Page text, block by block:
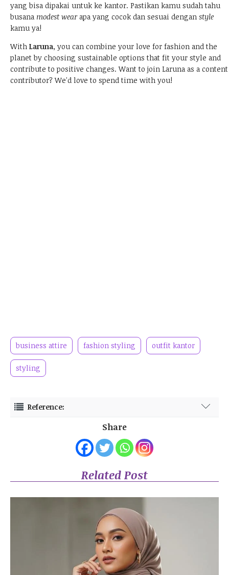
yang bisa dipakai untuk ke kantor. Pastikan kamu sudah tahu
busana modest wearapa yang cocok dan sesuai dengan style
kamu ya!
With Laruna, you can combine your love for fashion and the
planet by choosing sustainable options that fit your style and
contribute to positive changes.Want to join Laruna as a content
contributor?We'd love to spend time with you!
business attire fashion styling outfit kantor
styling
Reference:
https://www.beautynesia.id/fashion/inspirasi-gaya-modest-yang-
stylish-untuk-ke-kantor-ala-jenahara-nasution/b-256356
Share
Related Post